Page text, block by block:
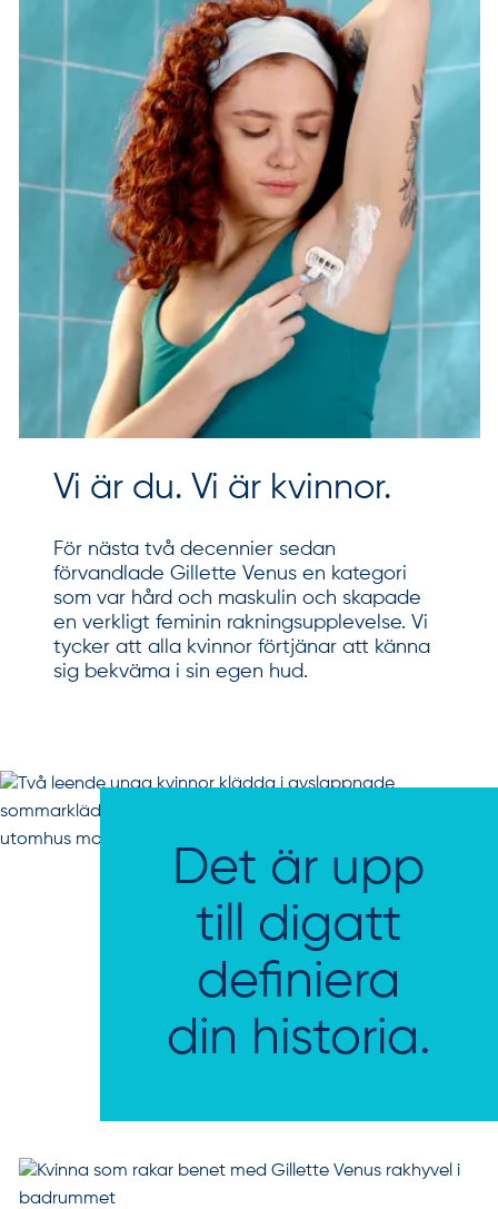
Vi är du. Vi är kvinnor.
För nästa två decennier sedan
förvandlade Gillette Venus en kategori
som var hård och maskulin och skapade
en verkligt feminin rakningsupplevelse. Vi
tycker att alla kvinnor förtjänar att känna
sig bekväma i sin egen hud.
Det är upp
till digatt
definiera
din historia.